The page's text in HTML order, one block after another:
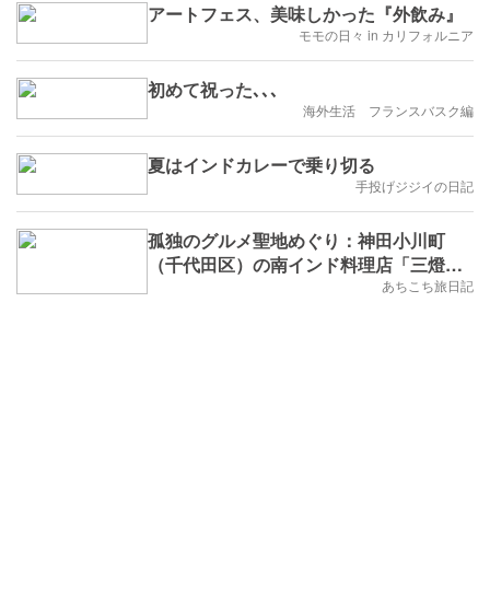
アートフェス、美味しかった『外飲み』
モモの日々 in カリフォルニア
初めて祝った､､､
海外生活 フランスバスク編
夏はインドカレーで乗り切る
手投げジジイの日記
孤独のグルメ聖地めぐり：神田小川町
（千代田区）の南インド料理店「三燈
あちこち旅日記